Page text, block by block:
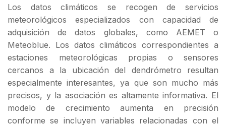
Los datos climáticos se recogen de servicios
meteorológicos especializados con capacidad de
adquisición de datos globales, como AEMET o
Meteoblue. Los datos climáticos correspondientes a
estaciones meteorológicas propias o sensores
cercanos a la ubicación del dendrómetro resultan
especialmente interesantes, ya que son mucho más
precisos, y la asociación es altamente informativa. El
modelo de crecimiento aumenta en precisión
conforme se incluyen variables relacionadas con el